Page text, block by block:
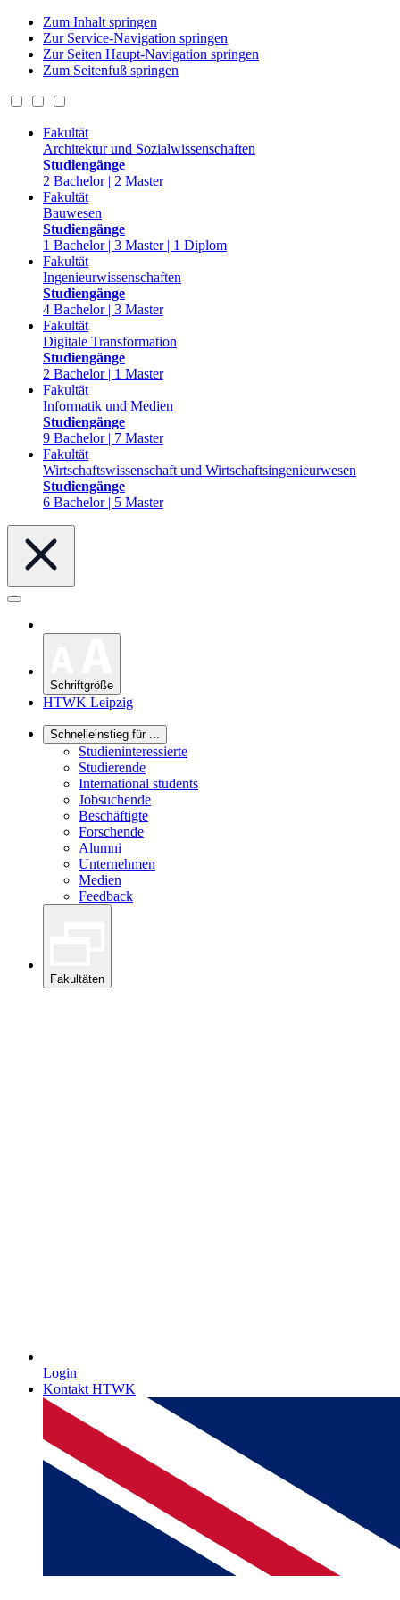
Zum Inhalt springen
Zur Service-Navigation springen
Zur Seiten Haupt-Navigation springen
Zum Seitenfuß springen
Fakultät
Architektur und Sozialwissenschaften
Studiengänge
2 Bachelor | 2 Master
Fakultät
Bauwesen
Studiengänge
1 Bachelor | 3 Master | 1 Diplom
Fakultät
Ingenieurwissenschaften
Studiengänge
4 Bachelor | 3 Master
Fakultät
Digitale Transformation
Studiengänge
2 Bachelor | 1 Master
Fakultät
Informatik und Medien
Studiengänge
9 Bachelor | 7 Master
Fakultät
Wirtschaftswissenschaft und Wirtschaftsingenieurwesen
Studiengänge
6 Bachelor | 5 Master
Schriftgröße
HTWK Leipzig
Schnelleinstieg für ...
Studieninteressierte
Studierende
International students
Jobsuchende
Beschäftigte
Forschende
Alumni
Unternehmen
Medien
Feedback
Fakultäten
Login
Kontakt HTWK